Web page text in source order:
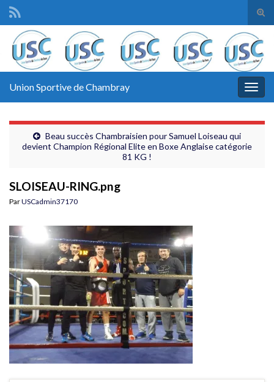
Search for:
Union Sportive de Chambray
Beau succès Chambraisien pour Samuel Loiseau qui
devient Champion Régional Elite en Boxe Anglaise catégorie
81 KG !
SLOISEAU-RING.png
ParUSCadmin37170